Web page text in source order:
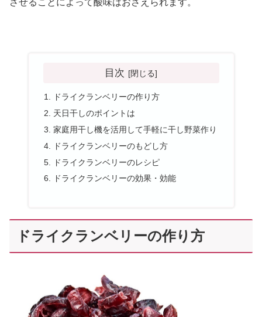
目次
ドライクランベリーの作り方
天日干しのポイントは
家庭用干し機を活用して手軽に干し野菜作り
ドライクランベリーのもどし方
ドライクランベリーのレシピ
ドライクランベリーの効果・効能
ドライクランベリーの作り方